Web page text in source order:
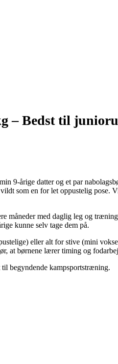
–Bedst til
9-årige datter og et par
som en for let oppustelig
måneder med daglig leg og
kunne selv tage dem på.
eller alt for stive (mini
at børnene lærer timing og
begyndende kampsportstræning.